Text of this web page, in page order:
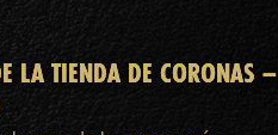
LA TIENDA DE CORONAS –